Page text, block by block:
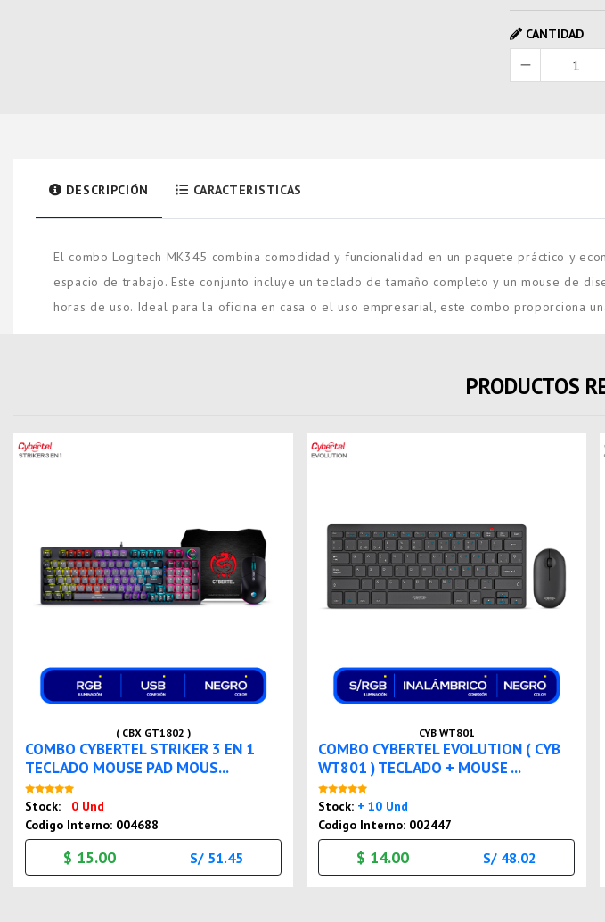
CANTIDAD
DESCRIPCIÓN CARACTERISTICAS
El combo Logitech MK345 combina comodidad y funcionalidad en un paquete práctico y
espacio de trabajo. Este conjunto incluye un teclado de tamaño completo y un mouse de
horas de uso. Ideal para la oficina en casa o el uso empresarial, este combo proporciona
PRODUCTOS
( CBX GT1802 )
COMBO CYBERTEL STRIKER 3 EN 1
TECLADO MOUSE PAD MOUS...
Stock:
0 Und
Codigo Interno: 004688
$ 15.00 S/ 51.45
CYB WT801
COMBO CYBERTEL EVOLUTION ( CYB
WT801 ) TECLADO + MOUSE ...
Stock: + 10 Und
Codigo Interno: 002447
$ 14.00 S/ 48.02